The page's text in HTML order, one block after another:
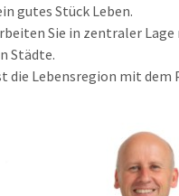
gutes Stück Leben.
Sie in zentraler Lage
Städte.
die Lebensregion mit dem